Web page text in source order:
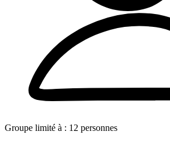
Groupe limité à : 12 personnes